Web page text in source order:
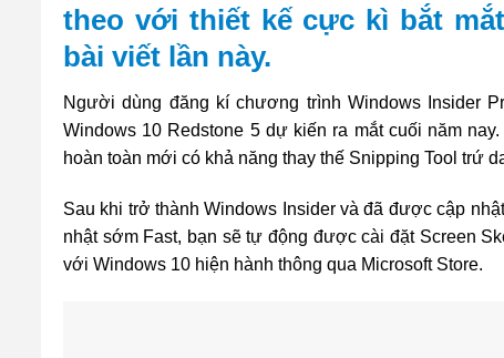
theo với thiết kế cực kì bắt
bài viết lần này.
Người dùng đăng kí chương trình Windows Insider
Windows 10 Redstone 5 dự kiến ra mắt cuối năm
hoàn toàn mới có khả năng thay thế Snipping Tool trứ
Sau khi trở thành Windows Insider và đã được cập
nhật sớm Fast, bạn sẽ tự động được cài đặt Screen
với Windows 10 hiện hành thông qua Microsoft Store.